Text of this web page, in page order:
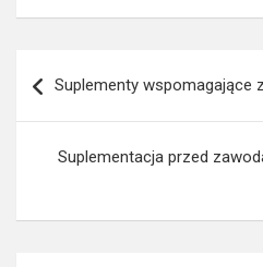
wpisu
Suplementy wspomagające
Suplementacja przed